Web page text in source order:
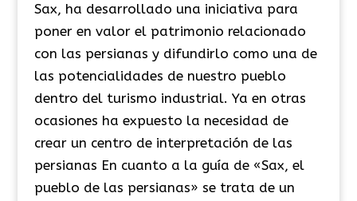
Sax, ha desarrollado una iniciativa para
poner en valor el patrimonio relacionado
con las persianas y difundirlo como una de
las potencialidades de nuestro pueblo
dentro del turismo industrial. Ya en otras
ocasiones ha expuesto la necesidad de
crear un centro de interpretación de las
persianas En cuanto a la guía de «Sax, el
pueblo de las persianas» se trata de un